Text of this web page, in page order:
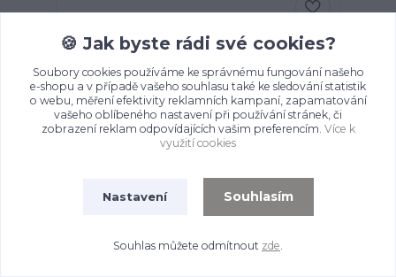
vyřezávací šablony
Skladem: 2
🍪 Jak byste rádi své cookies?
Soubory cookies používáme ke správnému fungování našeho
e-shopu a v případě vašeho souhlasu také ke sledování statistik
o webu, měření efektivity reklamních kampaní, zapamatování
vašeho oblíbeného nastavení při používání stránek, či
zobrazení reklam odpovídajících vašim preferencím. Více k
využití cookies
Nastavení Souhlasím
Souhlas můžete odmítnout zde